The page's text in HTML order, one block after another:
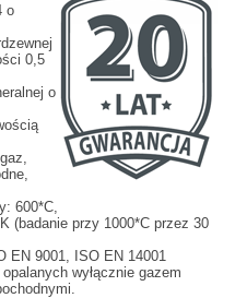
o
0,5
o
600*C,
(badanie przy 1000*C przez 30
EN 9001, ISO EN 14001
wyłącznie gazem